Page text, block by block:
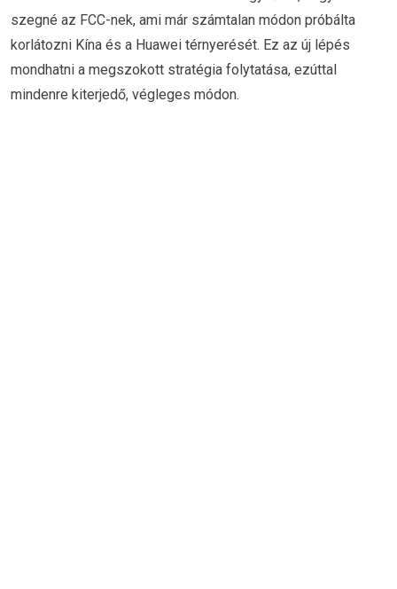
szegné az FCC-nek, ami már számtalan módon próbálta
korlátozni Kína és a Huawei térnyerését. Ez az új lépés
mondhatni a megszokott stratégia folytatása, ezúttal
mindenre kiterjedő, végleges módon.